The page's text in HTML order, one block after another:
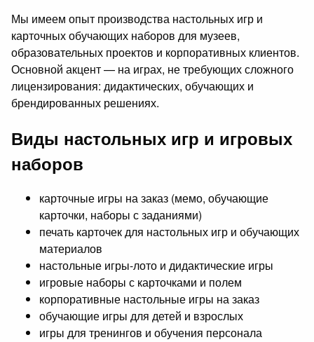
Мы имеем опыт производства настольных игр и
карточных обучающих наборов для музеев,
образовательных проектов и корпоративных клиентов.
Основной акцент — на играх, не требующих сложного
лицензирования: дидактических, обучающих и
брендированных решениях.
Виды настольных игр и игровых
наборов
карточные игры на заказ (мемо, обучающие
карточки, наборы с заданиями)
печать карточек для настольных игр и обучающих
материалов
настольные игры-лото и дидактические игры
игровые наборы с карточками и полем
корпоративные настольные игры на заказ
обучающие игры для детей и взрослых
игры для тренингов и обучения персонала